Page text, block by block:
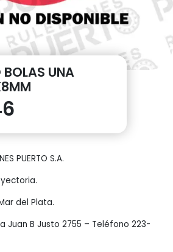
UNA
PUERTO S.A.
del Plata.
Juan B Justo 2755 – Teléfono 223-